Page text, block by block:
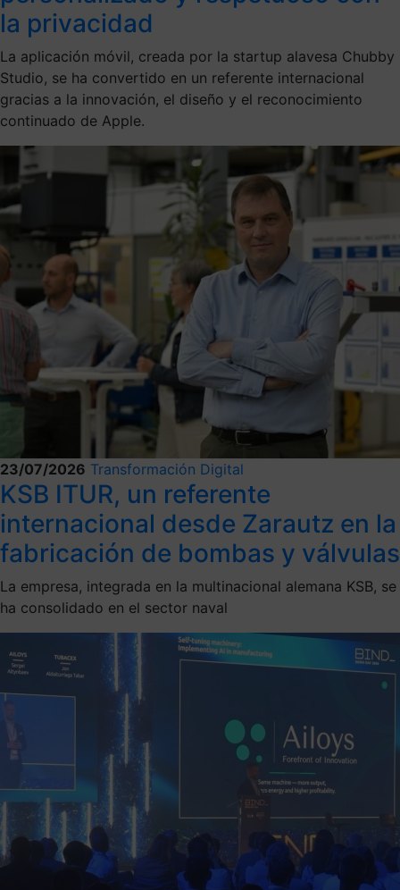
la privacidad
La aplicación móvil, creada por la startup alavesa Chubby
Studio, se ha convertido en un referente internacional
gracias a la innovación, el diseño y el reconocimiento
continuado de Apple.
23/07/2026 Transformación Digital
KSB ITUR, un referente
internacional desde Zarautz en la
fabricación de bombas y válvulas
La empresa, integrada en la multinacional alemana KSB, se
ha consolidado en el sector naval